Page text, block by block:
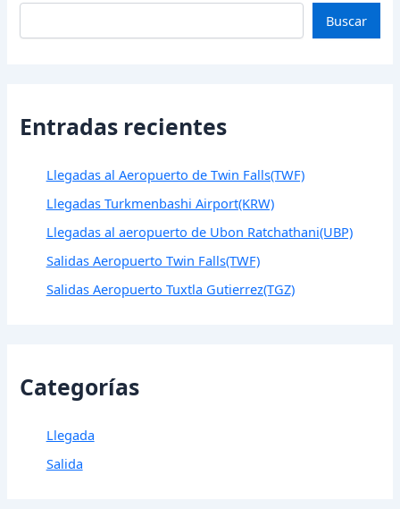
Buscar
Entradas recientes
Llegadas al Aeropuerto de Twin Falls(TWF)
Llegadas Turkmenbashi Airport(KRW)
Llegadas al aeropuerto de Ubon Ratchathani(UBP)
Salidas Aeropuerto Twin Falls(TWF)
Salidas Aeropuerto Tuxtla Gutierrez(TGZ)
Categorías
Llegada
Salida